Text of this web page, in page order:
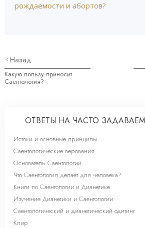
рождаемости и абортов?
Назад
Какую пользу приносит
Саентология?
ОТВЕТЫ НА ЧАСТО
Истоки и основные принципы
Саентологические верования
Основатель Саентологии
Что Саентология делает для человека?
Книги по Саентологии и Дианетике
Изучение Дианетики и Саентологии
Саентологический и дианетический одитинг
Клир